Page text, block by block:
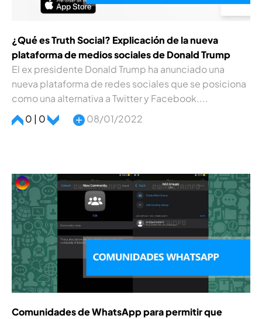
¿Qué es Truth Social? Explicación de la nueva
plataforma de medios sociales de Donald Trump
El ex presidente Donald Trump ha anunciado una
nueva plataforma de redes sociales que se posiciona
como una alternativa a Twitter y Facebook....
0 | 0
08/01/2022
Comunidades de WhatsApp para permitir que